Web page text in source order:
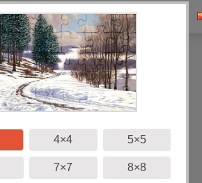
畫廊
4×4 5×5
7×7 8×8